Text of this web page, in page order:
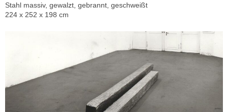
Stahl massiv, gewalzt, gebrannt, geschweißt
224 x 252 x 198 cm